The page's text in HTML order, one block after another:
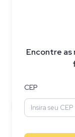
Encontre
CEP